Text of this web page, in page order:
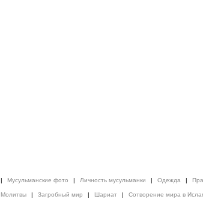
| Мусульманские фото | Личность мусульманки | Одежда |
Молитвы | Загробный мир | Шариат | Сотворение мира в